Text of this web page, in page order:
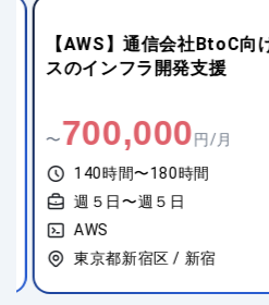
【AWS】通信会社BtoC向け
スのインフラ開発支援
700,000円/月
140時間〜180時間
週５日〜週５日
AWS
東京都新宿区 / 新宿